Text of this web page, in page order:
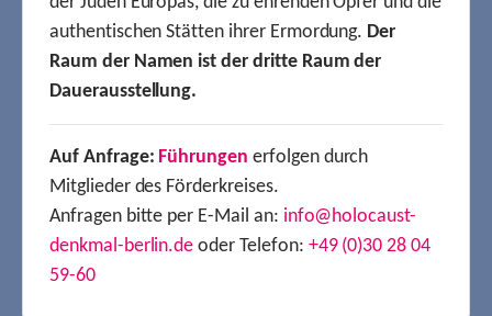
authentischen Stätten ihrer Ermordung. Der
Raum der Namen ist der dritte Raum der
Dauerausstellung.
Auf Anfrage: Führungen erfolgen durch
Mitglieder des Förderkreises.
Anfragen bitte per E-Mail an: info@holocaust-
denkmal-berlin.de oder Telefon: +49 (0)30 28 04
59-60